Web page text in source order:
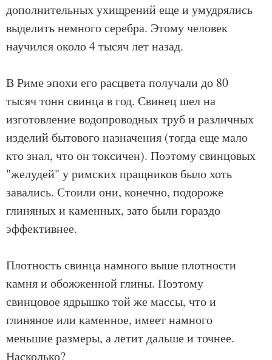
дополнительных ухищрений еще и умудрялись
выделить немного серебра. Этому человек
научился около 4 тысяч лет назад.
В Риме эпохи его расцвета получали до 80
тысяч тонн свинца в год. Свинец шел на
изготовление водопроводных труб и различных
изделий бытового назначения (тогда еще мало
кто знал, что он токсичен). Поэтому свинцовых
"желудей" у римских пращников было хоть
завались. Стоили они, конечно, подороже
глиняных и каменных, зато были гораздо
эффективнее.
Плотность свинца намного выше плотности
камня и обожженной глины. Поэтому
свинцовое ядрышко той же массы, что и
глиняное или каменное, имеет намного
меньшие размеры, а летит дальше и точнее.
Насколько?